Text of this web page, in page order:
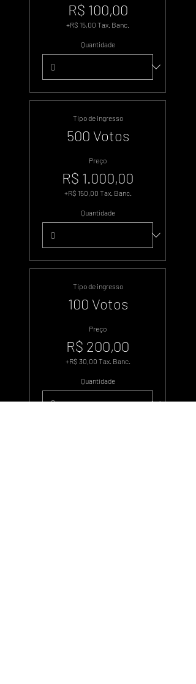
R$ 100,00
+R$ 15,00 Tax. Banc.
Quantidade
Tipo de ingresso
500 Votos
Preço
R$ 1.000,00
+R$ 150,00 Tax. Banc.
Quantidade
Tipo de ingresso
100 Votos
Preço
R$ 200,00
+R$ 30,00 Tax. Banc.
Quantidade